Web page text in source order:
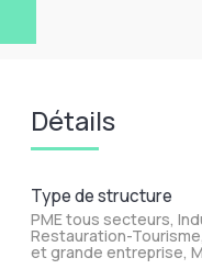
Détails
Type de structure
PME tous secteurs,
Restauration-
et grande entreprise,